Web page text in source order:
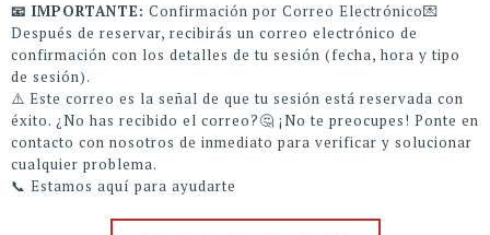
📧 IMPORTANTE: Confirmación por Correo Electrónico💌
Después de reservar, recibirás un correo electrónico de
confirmación con los detalles de tu sesión (fecha, hora y tipo
de sesión).
⚠️ Este correo es la señal de que tu sesión está reservada con
éxito. ¿No has recibido el correo?🤔 ¡No te preocupes! Ponte en
contacto con nosotros de inmediato para verificar y solucionar
cualquier problema.
📞 Estamos aquí para ayudarte